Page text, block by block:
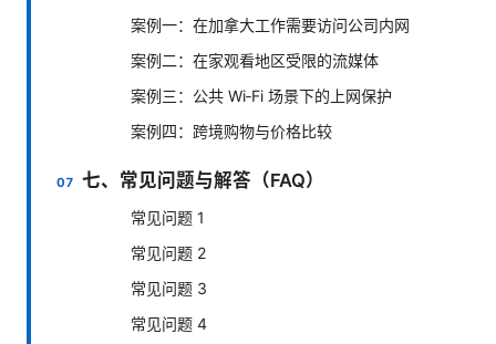
案例一：在加拿大工作需要访问公司内网
案例二：在家观看地区受限的流媒体
案例三：公共 Wi‑Fi 场景下的上网保护
案例四：跨境购物与价格比较
七、常见问题与解答（FAQ）
常见问题 1
常见问题 2
常见问题 3
常见问题 4